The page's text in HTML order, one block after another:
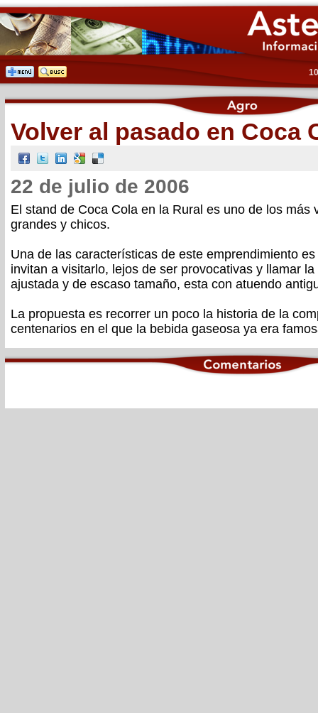
Volver al pasado en Coca
22 de julio de 2006
El stand de Coca Cola en la Rural es uno de los más
grandes y chicos.
Una de las características de este emprendimiento
invitan a visitarlo, lejos de ser provocativas y llamar
ajustada y de escaso tamaño, esta con atuendo
La propuesta es recorrer un poco la historia de la
centenarios en el que la bebida gaseosa ya era